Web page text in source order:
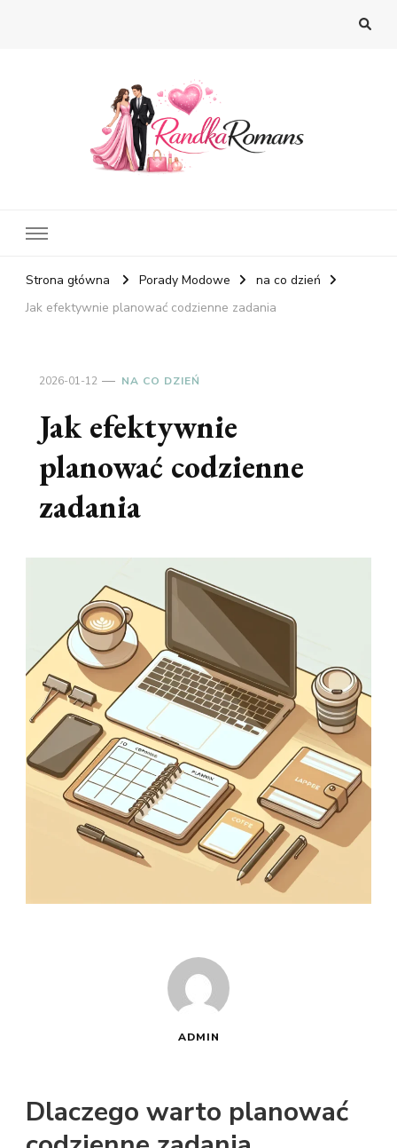
Strona główna Porady Modowe
na co dzień
Jak efektywnie planować codzienne zadania
2026-01-12 NA CO DZIEŃ
Jak efektywnie
planować codzienne
zadania
ADMIN
Dlaczego warto planować